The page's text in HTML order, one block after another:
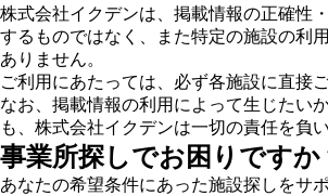
株式会社イクデンは、掲載情報の正確性
するものではなく、また特定の施設の利
ありません。
ご利用にあたっては、必ず各施設に直接
なお、掲載情報の利用によって生じたい
も、株式会社イクデンは一切の責任を負
事業所探しでお困りですか
あなたの希望条件にあった施設探しをサ